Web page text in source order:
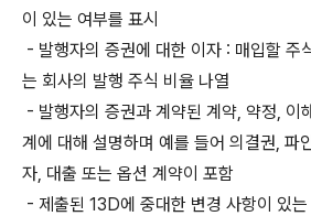
이 있는 여부를 표시
- 발행자의 증권에 대한 이자 : 매입할 주
는 회사의 발행 주식 비율 나열
- 발행자의 증권과 계약된 계약, 약정, 이
계에 대해 설명하며 예를 들어 의결권, 파
자, 대출 또는 옵션 계약이 포함
- 제출된 13D에 중대한 변경 사항이 있